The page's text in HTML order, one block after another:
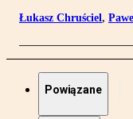
Łukasz Chruściel,
Powiązane